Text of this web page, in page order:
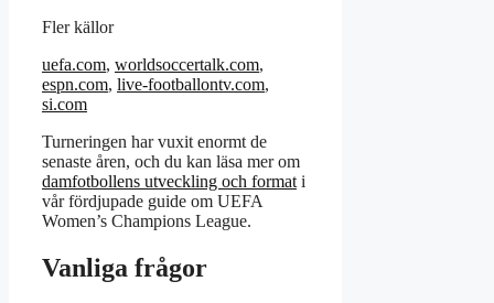
Fler källor
uefa.com, worldsoccertalk.com,
espn.com, live-footballontv.com,
si.com
Turneringen har vuxit enormt de
senaste åren, och du kan läsa mer om
damfotbollens utveckling och format i
vår fördjupade guide om UEFA
Women’s Champions League.
Vanliga frågor